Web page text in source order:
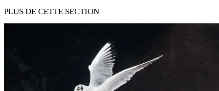
PLUS DE CETTE SECTION